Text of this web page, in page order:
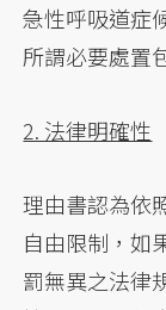
急性呼吸道症
所謂必要處置
2. 法律明確性
理由書認為依
自由限制，如
罰無異之法律